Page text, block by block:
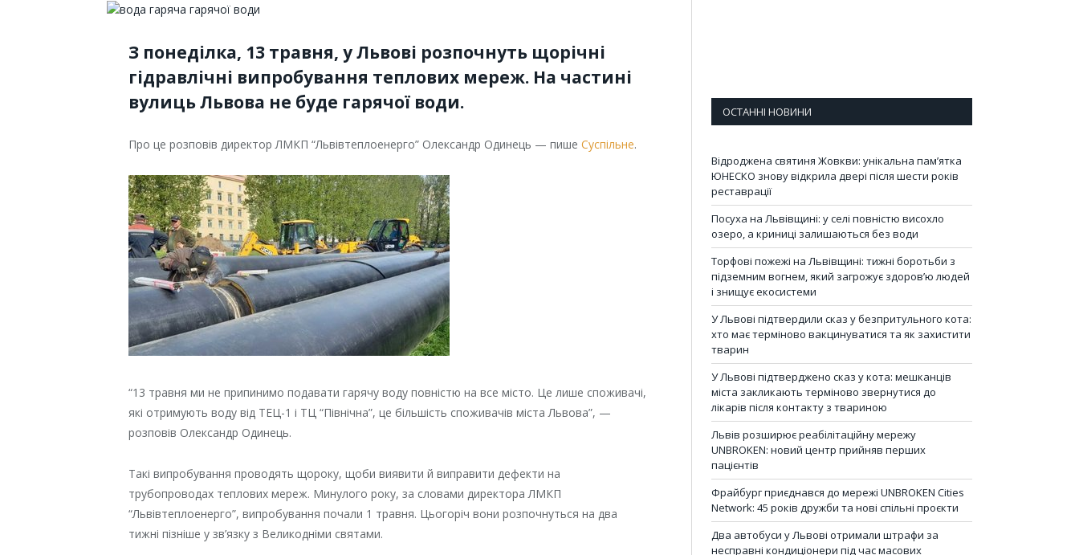
З понеділка, 13 травня, у Львові розпочнуть щорічні
гідравлічні випробування теплових мереж. На частині
вулиць Львова не буде гарячої води.
Про це розповів директор ЛМКП “Львівтеплоенерго” Олександр Одинець — пишеСуспільне.
“13 травня ми не припинимо подавати гарячу воду повністю на все місто. Це лише споживачі,
які отримують воду від ТЕЦ-1 і ТЦ “Північна”, це більшість споживачів міста Львова”, —
розповів Олександр Одинець.
Такі випробування проводять щороку, щоби виявити й виправити дефекти на
трубопроводах теплових мереж. Минулого року, за словами директора ЛМКП
“Львівтеплоенерго”, випробування почали 1 травня. Цьогоріч вони розпочнуться на два
тижні пізніше у зв’язку з Великодніми святами.
ОСТАННІ НОВИНИ
Відроджена святиня Жовкви: унікальна пам’ятка
ЮНЕСКО знову відкрила двері після шести років
реставрації
Посуха на Львівщині: у селі повністю висохло
озеро, а криниці залишаються без води
Торфові пожежі на Львівщині: тижні боротьби з
підземним вогнем, який загрожує здоров’ю людей
і знищує екосистеми
У Львові підтвердили сказ у безпритульного кота:
хто має терміново вакцинуватися та як захистити
тварин
У Львові підтверджено сказ у кота: мешканців
міста закликають терміново звернутися до
лікарів після контакту з твариною
Львів розширює реабілітаційну мережу
UNBROKEN: новий центр прийняв перших
пацієнтів
Фрайбург приєднався до мережі UNBROKEN Cities
Network: 45 років дружби та нові спільні проєкти
Два автобуси у Львові отримали штрафи за
несправні кондиціонери під час масових